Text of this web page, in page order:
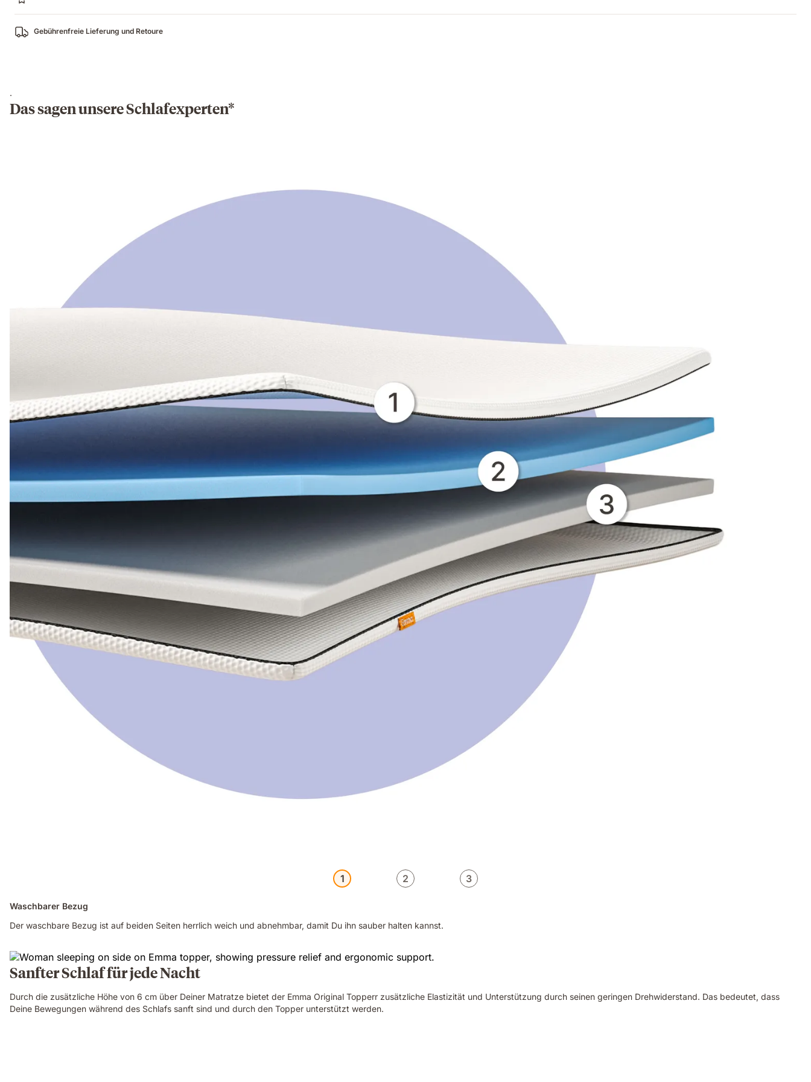
Gebührenfreie Lieferung und Retoure
.
Das sagen unsere Schlafexperten*
1 2 3
Waschbarer Bezug
Der waschbare Bezug ist auf beiden Seiten herrlich weich und abnehmbar, damit Du ihn sauber halten kannst.
Sanfter Schlaf für jede Nacht
Durch die zusätzliche Höhe von 6 cm über Deiner Matratze bietet der Emma Original Topperr zusätzliche Elastizität und Unterstützung durch seinen geringen Drehwiderstand. Das bedeutet, dass
Deine Bewegungen während des Schlafs sanft sind und durch den Topper unterstützt werden.